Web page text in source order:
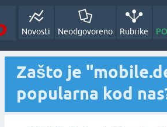
Novosti Neodgovoreno Rubrike
Zašto je
popularna kod